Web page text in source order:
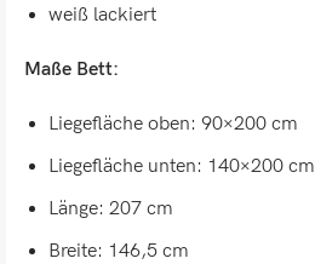
weiß lackiert
Maße Bett:
Liegefläche oben: 90×200 cm
Liegefläche unten: 140×200 cm
Länge: 207 cm
Breite: 146,5 cm